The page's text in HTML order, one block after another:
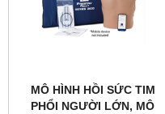
MÔ HÌNH HỒI SỨC TIM
PHỔI NGƯỜI LỚN, MÔ